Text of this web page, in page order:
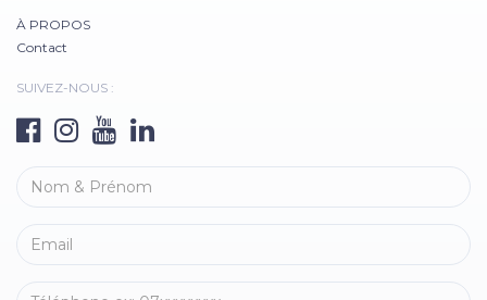
À PROPOS
Contact
SUIVEZ-NOUS :